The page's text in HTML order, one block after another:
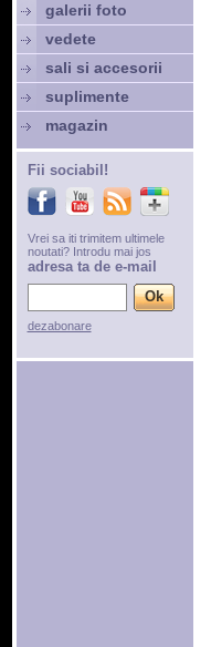
galerii foto
vedete
sali si accesorii
suplimente
magazin
Fii sociabil!
Vrei sa iti trimitem ultimele
noutati? Introdu mai jos
adresa ta de e-mail
dezabonare